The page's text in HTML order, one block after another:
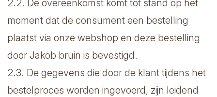
2.2. De overeenkomst komt tot stand op het
moment dat de consument een bestelling
plaatst via onze webshop en deze bestelling
door Jakob bruin is bevestigd.
2.3. De gegevens die door de klant tijdens het
bestelproces worden ingevoerd, zijn leidend